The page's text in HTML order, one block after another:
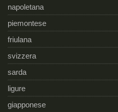
napoletana
piemontese
friulana
svizzera
sarda
ligure
giapponese